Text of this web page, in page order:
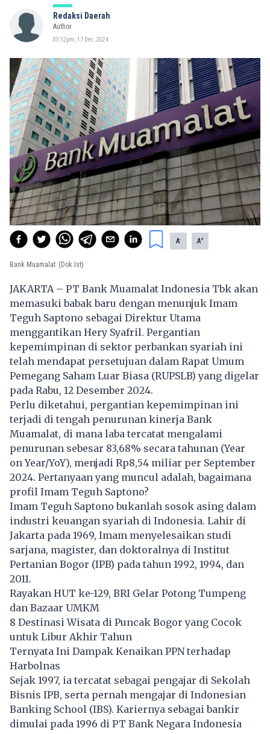
Redaksi Daerah
Author
03:12pm, 17 Dec, 2024
A- A+
Bank Muamalat (Dok.Ist)
JAKARTA – PT Bank Muamalat Indonesia Tbk akan
memasuki babak baru dengan menunjuk Imam
Teguh Saptono sebagai Direktur Utama
menggantikan Hery Syafril. Pergantian
kepemimpinan di sektor perbankan syariah ini
telah mendapat persetujuan dalam Rapat Umum
Pemegang Saham Luar Biasa (RUPSLB) yang digelar
pada Rabu, 12 Desember 2024.
Perlu diketahui, pergantian kepemimpinan ini
terjadi di tengah penurunan kinerja Bank
Muamalat, di mana laba tercatat mengalami
penurunan sebesar 83,68% secara tahunan (Year
on Year/YoY), menjadi Rp8,54 miliar per September
2024. Pertanyaan yang muncul adalah, bagaimana
profil Imam Teguh Saptono?
Imam Teguh Saptono bukanlah sosok asing dalam
industri keuangan syariah di Indonesia. Lahir di
Jakarta pada 1969, Imam menyelesaikan studi
sarjana, magister, dan doktoralnya di Institut
Pertanian Bogor (IPB) pada tahun 1992, 1994, dan
2011.
Rayakan HUT ke-129, BRI Gelar Potong Tumpeng
dan Bazaar UMKM
8 Destinasi Wisata di Puncak Bogor yang Cocok
untuk Libur Akhir Tahun
Ternyata Ini Dampak Kenaikan PPN terhadap
Harbolnas
Sejak 1997, ia tercatat sebagai pengajar di Sekolah
Bisnis IPB, serta pernah mengajar di Indonesian
Banking School (IBS). Kariernya sebagai bankir
dimulai pada 1996 di PT Bank Negara Indonesia